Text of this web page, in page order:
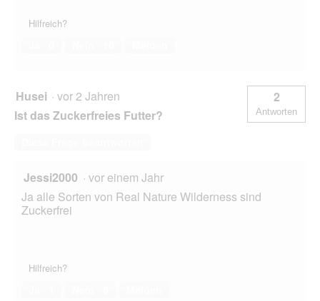
Hilfreich?
Husei · vor 2 Jahren
Ist das Zuckerfreies Futter?
2
Antworten
Jessi2000 · vor einem Jahr
Ja alle Sorten von Real Nature Wilderness sind
Zuckerfrei
Hilfreich?